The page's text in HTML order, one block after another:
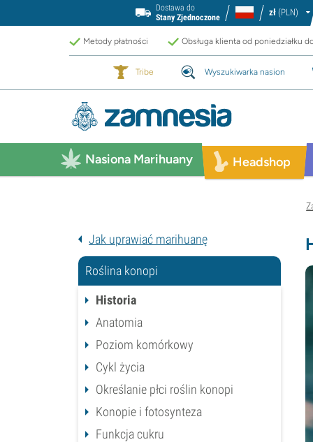
Dostawa do
Stany Zjednoczone
zł (PLN)
Metody płatności Obsługa klienta od poniedziałku
Tribe Wyszukiwarka nasion
Nasiona Marihuany Headshop
Jak uprawiać marihuanę
Roślina konopi
Historia
Anatomia
Poziom komórkowy
Cykl życia
Określanie płci roślin konopi
Konopie i fotosynteza
Funkcja cukru